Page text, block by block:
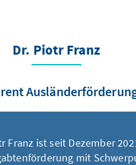
Dr. Piotr Franz
Franz ist seit Dezember
mit